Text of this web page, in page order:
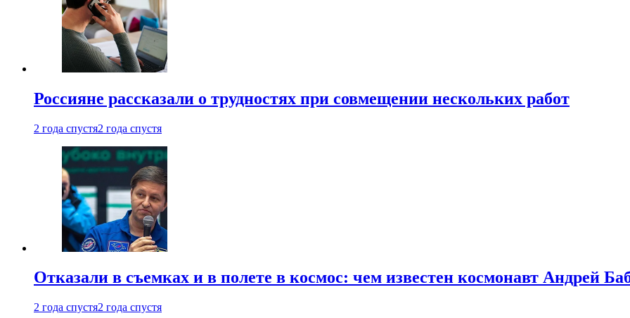
Россияне рассказали о трудностях при совмещении нескольких работ
2 года спустя2 года спустя
Отказали в съемках и в полете в космос: чем известен космонавт Андрей
2 года спустя2 года спустя